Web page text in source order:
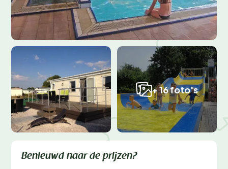
+ 16 foto's
Benieuwd naar de prijzen?